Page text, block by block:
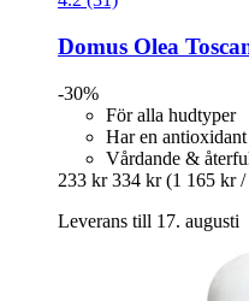
Domus Olea
-30%
För alla hudtyper
Har en
Vårdande &
233 kr 334 kr (1 165 kr
Leverans till 17. augusti